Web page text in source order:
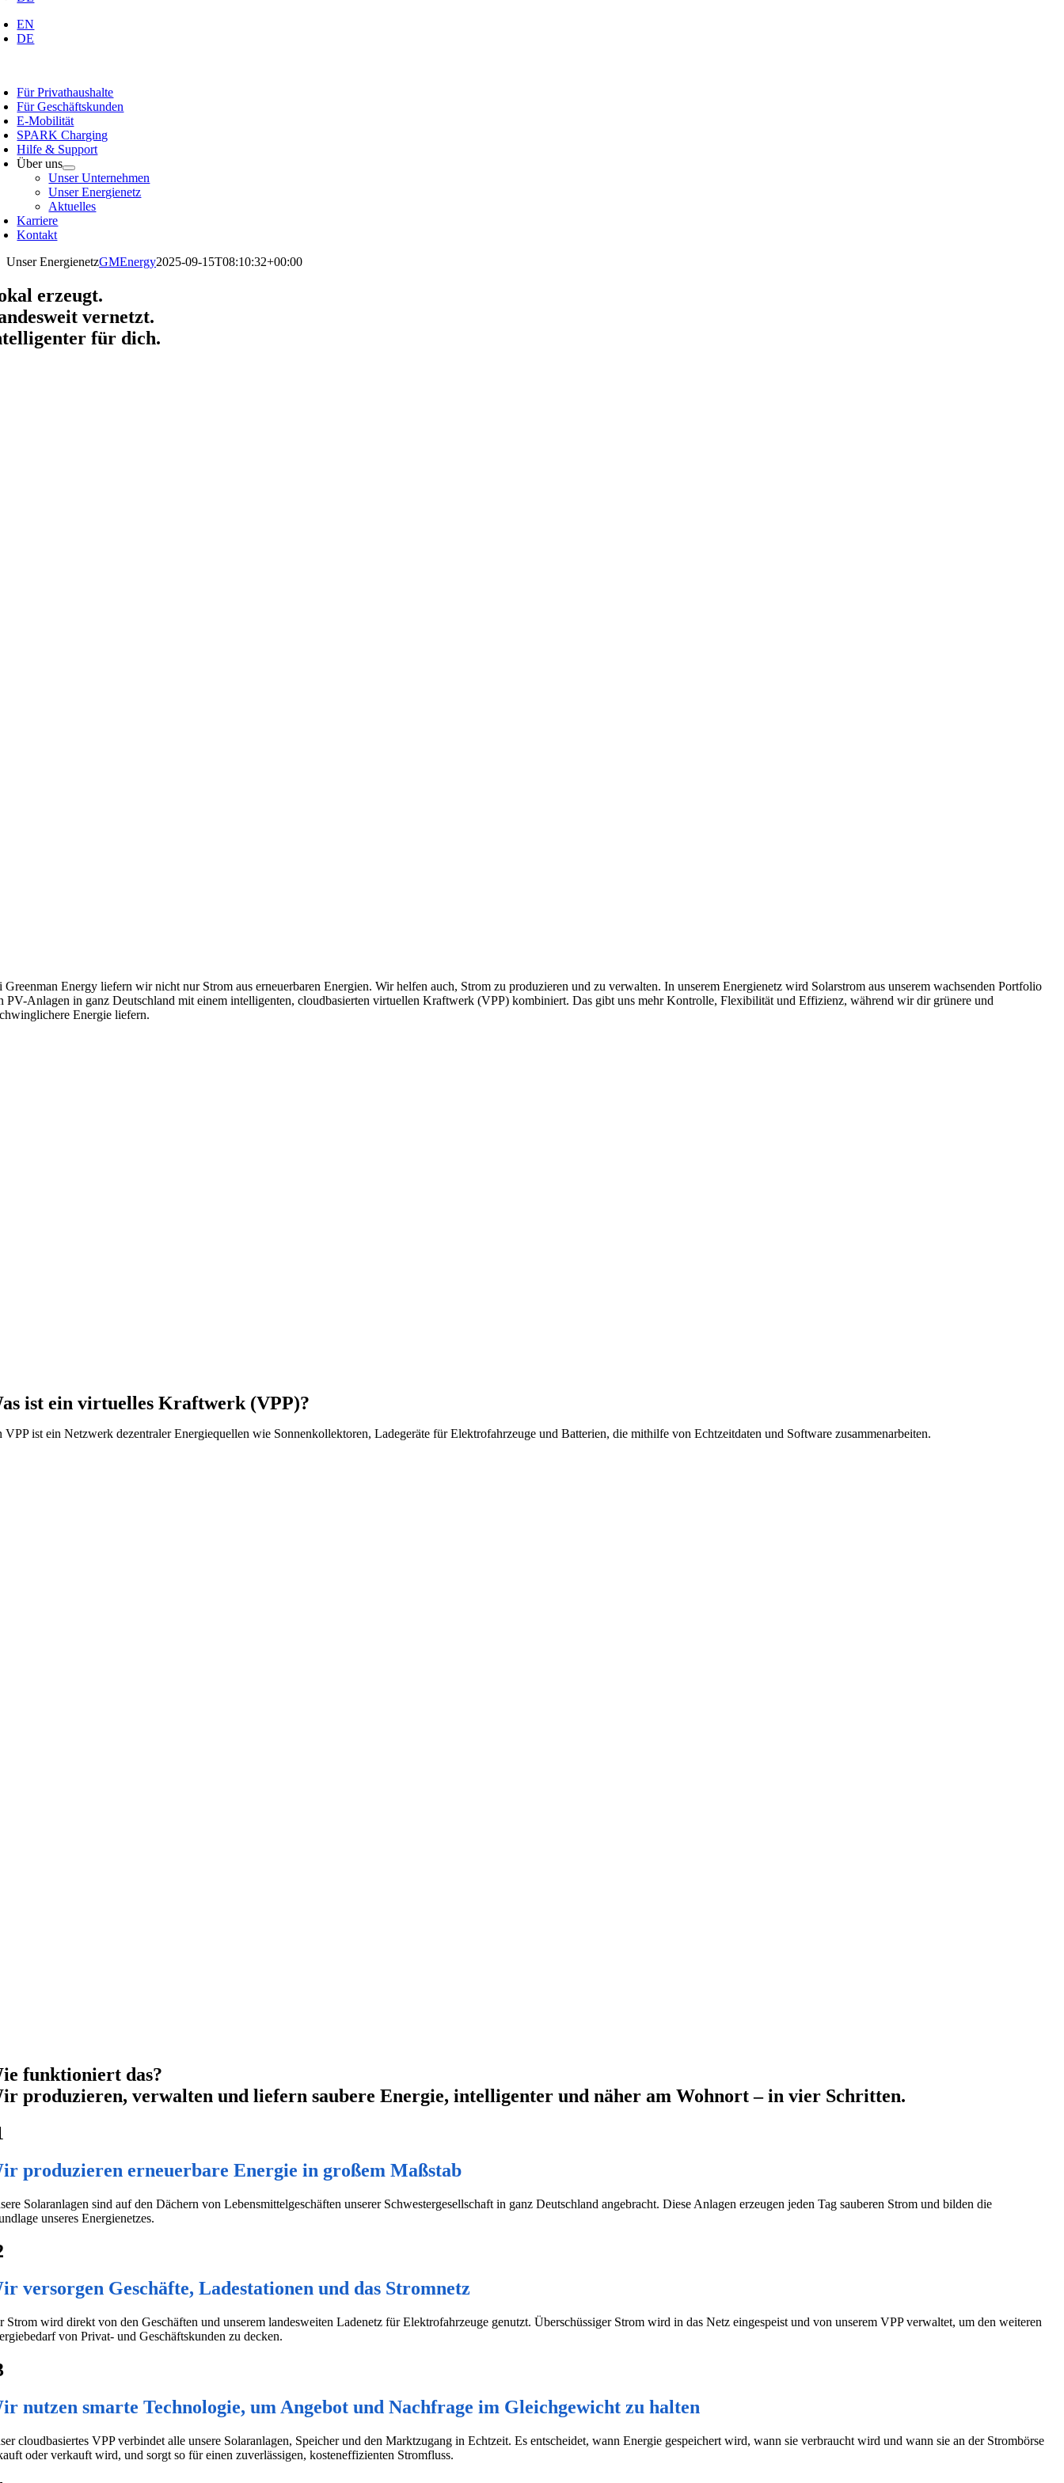
EN
DE
Für Privathaushalte
Für Geschäftskunden
E-Mobilität
SPARK Charging
Hilfe & Support
Über uns
Unser Unternehmen
Unser Energienetz
Aktuelles
Karriere
Kontakt
Unser EnergienetzGMEnergy2025-09-15T08:10:32+00:00
erzeugt.
vernetzt.
für dich.
Greenman Energy liefern wir nicht nur Strom aus erneuerbaren Energien. Wir helfen auch, Strom zu produzieren und zu verwalten. In unserem Energienetz wird Solarstrom aus unserem wachsenden Portfolio
PV-Anlagen in ganz Deutschland mit einem intelligenten, cloudbasierten virtuellen Kraftwerk (VPP) kombiniert. Das gibt uns mehr Kontrolle, Flexibilität und Effizienz, während wir dir grünere und
Energie liefern.
ist ein virtuelles Kraftwerk (VPP)?
VPP ist ein Netzwerk dezentraler Energiequellen wie Sonnenkollektoren, Ladegeräte für Elektrofahrzeuge und Batterien, die mithilfe von Echtzeitdaten und Software zusammenarbeiten.
funktioniert das?
produzieren, verwalten und liefern saubere Energie, intelligenter und näher am Wohnort – in vier Schritten.
produzieren erneuerbare Energie in großem Maßstab
Solaranlagen sind auf den Dächern von Lebensmittelgeschäften unserer Schwestergesellschaft in ganz Deutschland angebracht. Diese Anlagen erzeugen jeden Tag sauberen Strom und bilden die
unseres Energienetzes.
versorgen Geschäfte, Ladestationen und das Stromnetz
Strom wird direkt von den Geschäften und unserem landesweiten Ladenetz für Elektrofahrzeuge genutzt. Überschüssiger Strom wird in das Netz eingespeist und von unserem VPP verwaltet, um den weiteren
von Privat- und Geschäftskunden zu decken.
nutzen smarte Technologie, um Angebot und Nachfrage im Gleichgewicht zu halten
cloudbasiertes VPP verbindet alle unsere Solaranlagen, Speicher und den Marktzugang in Echtzeit. Es entscheidet, wann Energie gespeichert wird, wann sie verbraucht wird und wann sie an der Strombörse
oder verkauft wird, und sorgt so für einen zuverlässigen, kosteneffizienten Stromfluss.